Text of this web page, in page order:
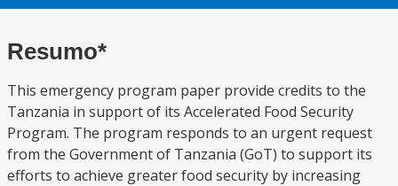
Resumo*
This emergency program paper provide credits to the
Tanzania in support of its Accelerated Food Security
Program. The program responds to an urgent request
from the Government of Tanzania (GoT) to support its
efforts to achieve greater food security by increasing